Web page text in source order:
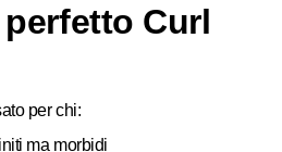
Curl
per chi:
ma morbidi